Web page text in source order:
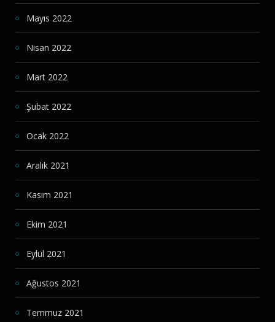
Mayıs 2022
Nisan 2022
Mart 2022
Şubat 2022
Ocak 2022
Aralık 2021
Kasım 2021
Ekim 2021
Eylül 2021
Ağustos 2021
Temmuz 2021